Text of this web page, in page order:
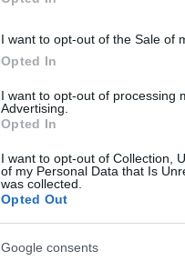
I want to opt-out of the Sale of
Opted In
I want to opt-out of processing
Advertising.
Opted In
I want to opt-out of Collection,
of my Personal Data that Is
was collected.
Opted Out
Google consents